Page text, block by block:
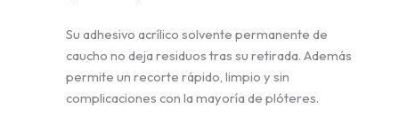
Su adhesivo acrílico solvente permanente de
caucho no deja residuos tras su retirada. Además
permite un recorte rápido, limpio y sin
complicaciones con la mayoría de plóteres.